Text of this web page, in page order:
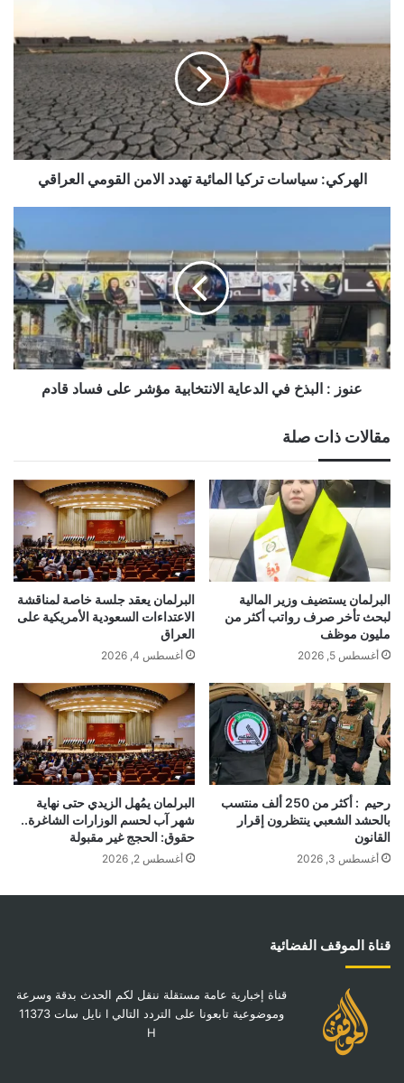
تركيا
المائية
تهدد
الامن
القومي
العراقي
الهركي: سياسات تركيا المائية تهدد الامن القومي العراقي
البذخ
في
الدعاية
الانتخابية
مؤشر
على
فساد
عنوز : البذخ في الدعاية الانتخابية مؤشر على فساد قادم
مقالات ذات صلة
البرلمان يستضيف وزير المالية
لبحث تأخر صرف رواتب أكثر من
مليون موظف
أغسطس 5, 2026
البرلمان يعقد جلسة خاصة لمناقشة
الاعتداءات السعودية الأمريكية على
العراق
أغسطس 4, 2026
رحيم : أكثر من 250 ألف منتسب
بالحشد الشعبي ينتظرون إقرار
القانون
أغسطس 3, 2026
البرلمان يمُهل الزيدي حتى نهاية
شهر آب لحسم الوزارات الشاغرة..
حقوق: الحجج غير مقبولة
أغسطس 2, 2026
قناة الموقف الفضائية
قناة إخبارية عامة مستقلة ننقل لكم الحدث بدقة وسرعة
وموضوعية تابعونا على التردد التالي I نايل سات 11373
H